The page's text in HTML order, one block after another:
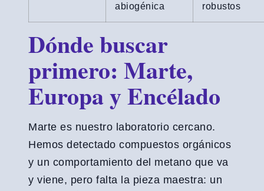
abiogénica
robustos
Dónde buscar
primero: Marte,
Europa y Encélado
Marte es nuestro laboratorio cercano.
Hemos detectado compuestos orgánicos
y un comportamiento del metano que va
y viene, pero falta la pieza maestra: un